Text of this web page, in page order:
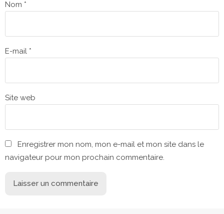
Nom *
E-mail *
Site web
Enregistrer mon nom, mon e-mail et mon site dans le
navigateur pour mon prochain commentaire.